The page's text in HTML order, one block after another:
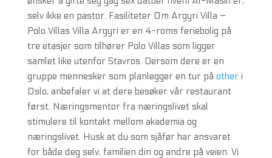
selv ikke en pastor. Fasiliteter Om Argyri Villa –
Polo Villas Villa Argyri er en 4-roms feriebolig på
tre etasjer som tilhører Polo Villas som ligger
samlet like utenfor Stavros. Dersom dere er en
gruppe mennesker som planlegger en tur på otheri
Oslo, anbefaler vi at dere besøker vår restaurant
først. Næringsmentor fra næringslivet skal
stimulere til kontakt mellom akademia og
næringslivet. Husk at du som sjåfør har ansvaret
for både deg selv, familien din og andre på veien. Vi